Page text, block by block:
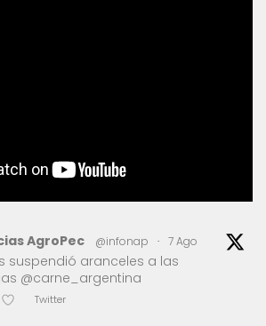
AgroPec @infonap · 7 Ago
suspendió aranceles a las
@carne_argentina
Twitter